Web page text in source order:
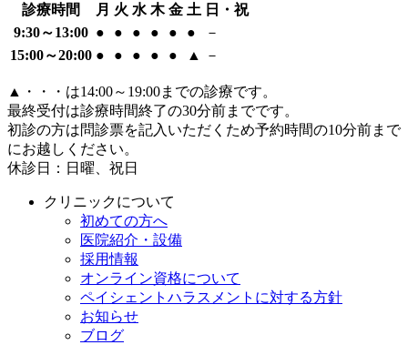
診療時間 月 火 水 木 金 土 日・祝
9:30～13:00 ● ● ● ● ● ●
－
15:00～20:00 ● ● ● ● ● ▲ －
▲
・・・は14:00～19:00までの診療です。
最終受付は診療時間終了の30分前までです。
初診の方は問診票を記入いただくため予約時間の10分前まで
にお越しください。
休診日：日曜、祝日
クリニックについて
初めての方へ
医院紹介・設備
採用情報
オンライン資格について
ペイシェントハラスメントに対する方針
お知らせ
ブログ